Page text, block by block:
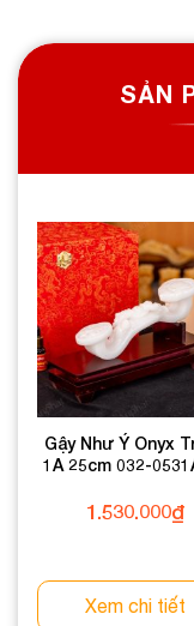
SẢN
Gậy Như Ý Onyx
1A 25cm 032-
1.530.000₫
Xem chi tiết